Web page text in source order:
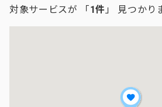
対象サービスが 「1件 」 見つかり